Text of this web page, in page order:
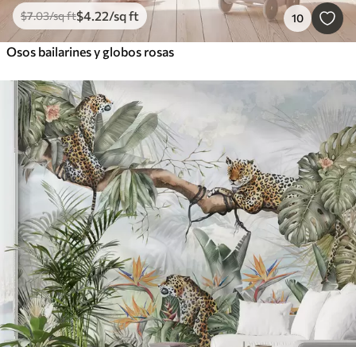
$7.03/sq ft$4.22/sq ft 10
Osos bailarines y globos rosas